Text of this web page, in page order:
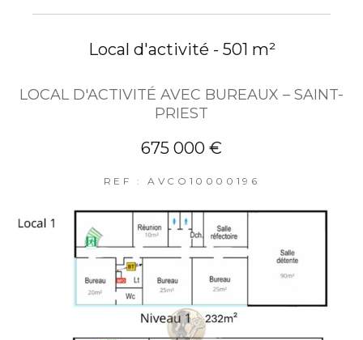
Local d'activité - 501 m²
LOCAL D'ACTIVITÉ AVEC BUREAUX – SAINT-
PRIEST
675 000 €
REF : AVCO10000196